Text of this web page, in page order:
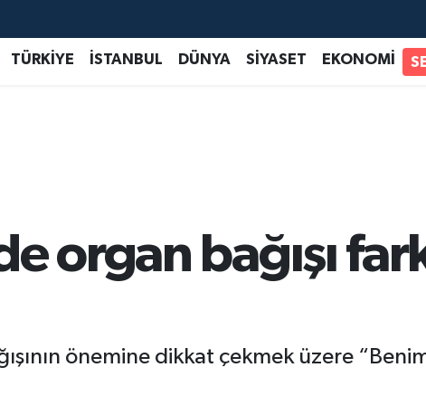
TÜRKİYE İSTANBUL DÜNYA SİYASET EKONOMİ
organ bağışı
önemine dikkat çekmek üzere